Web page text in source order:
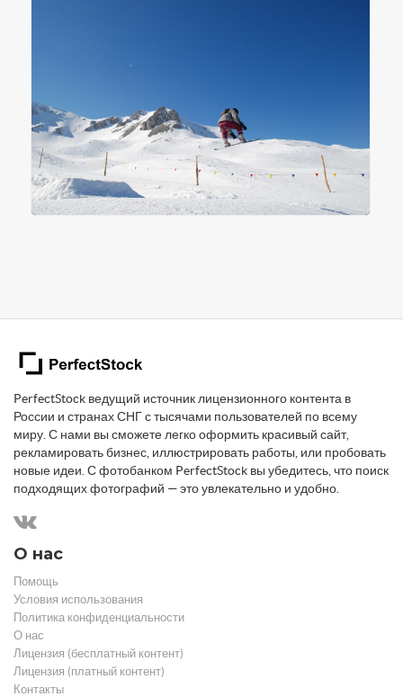
PerfectStock ведущий источник лицензионного контента в
России и странах СНГ с тысячами пользователей по всему
миру. С нами вы сможете легко оформить красивый сайт,
рекламировать бизнес, иллюстрировать работы, или пробовать
новые идеи. С фотобанком PerfectStock вы убедитесь, что поиск
подходящих фотографий — это увлекательно и удобно.
О нас
Помощь
Условия использования
Политика конфиденциальности
О нас
Лицензия (бесплатный контент)
Лицензия (платный контент)
Контакты